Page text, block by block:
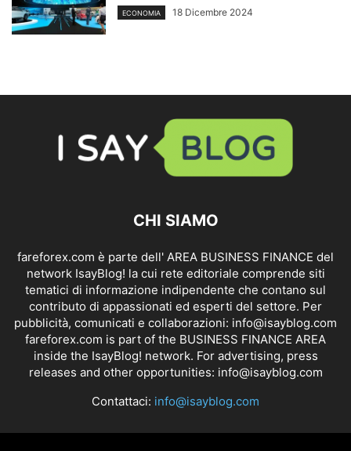
ECONOMIA 18 Dicembre 2024
CHI SIAMO
fareforex.com è parte dell' AREA BUSINESS FINANCE del
network IsayBlog! la cui rete editoriale comprende siti
tematici di informazione indipendente che contano sul
contributo di appassionati ed esperti del settore. Per
pubblicità, comunicati e collaborazioni: info@isayblog.com
fareforex.com is part of the BUSINESS FINANCE AREA
inside the IsayBlog! network. For advertising, press
releases and other opportunities: info@isayblog.com
Contattaci: info@isayblog.com